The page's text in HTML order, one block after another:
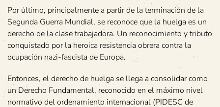
Por último, principalmente a partir de la terminación de la
Segunda Guerra Mundial, se reconoce que la huelga es un
derecho de la clase trabajadora. Un reconocimiento y tributo
conquistado por la heroica resistencia obrera contra la
ocupación nazi-fascista de Europa.
Entonces, el derecho de huelga se llega a consolidar como
un Derecho Fundamental, reconocido en el máximo nivel
normativo del ordenamiento internacional (PIDESC de